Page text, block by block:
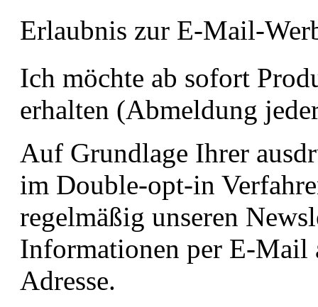
Erlaubnis zur E-Mail-
Ich möchte ab sofort
erhalten (Abmeldung
Auf Grundlage Ihrer
im Double-opt-in
regelmäßig unseren
Informationen per E-Mail
Adresse.